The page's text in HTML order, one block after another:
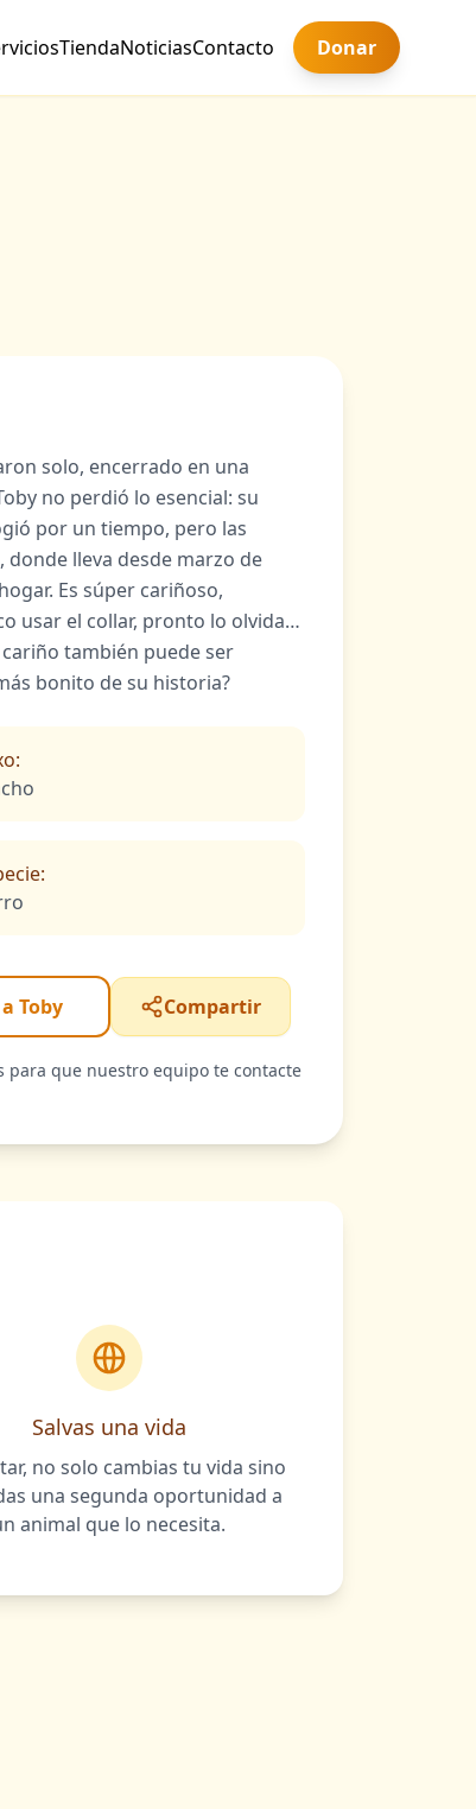
TiendaNoticiasContacto Donar
solo, encerrado en una
no perdió lo esencial: su
por un tiempo, pero las
lleva desde marzo de
Es súper cariñoso,
usar el collar, pronto lo olvida…
también puede ser
bonito de su historia?
Toby Compartir
que nuestro equipo te contacte
Salvas una vida
no solo cambias tu vida sino
una segunda oportunidad a
animal que lo necesita.